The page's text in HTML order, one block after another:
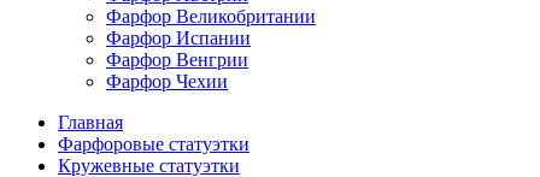
Фарфор Великобритании
Фарфор Испании
Фарфор Венгрии
Фарфор Чехии
Главная
Фарфоровые статуэтки
Кружевные статуэтки